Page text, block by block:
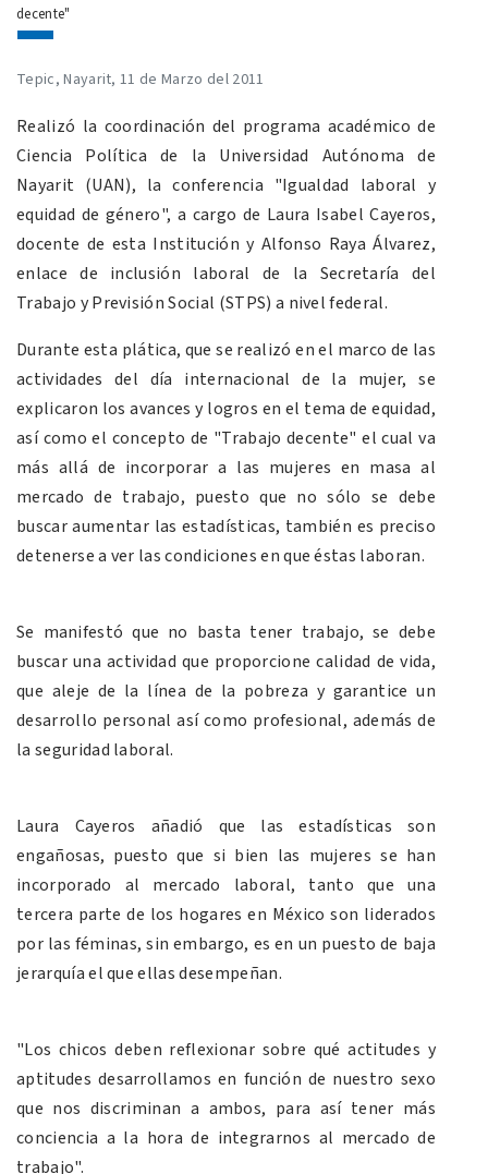
decente"
Tepic, Nayarit, 11 de Marzo del 2011
Realizó la coordinación del programa académico de
Ciencia Política de la Universidad Autónoma de
Nayarit (UAN), la conferencia "Igualdad laboral y
equidad de género", a cargo de Laura Isabel Cayeros,
docente de esta Institución y Alfonso Raya Álvarez,
enlace de inclusión laboral de la Secretaría del
Trabajo y Previsión Social (STPS) a nivel federal.
Durante esta plática, que se realizó en el marco de las
actividades del día internacional de la mujer, se
explicaron los avances y logros en el tema de equidad,
así como el concepto de "Trabajo decente" el cual va
más allá de incorporar a las mujeres en masa al
mercado de trabajo, puesto que no sólo se debe
buscar aumentar las estadísticas, también es preciso
detenerse a ver las condiciones en que éstas laboran.
Se manifestó que no basta tener trabajo, se debe
buscar una actividad que proporcione calidad de vida,
que aleje de la línea de la pobreza y garantice un
desarrollo personal así como profesional, además de
la seguridad laboral.
Laura Cayeros añadió que las estadísticas son
engañosas, puesto que si bien las mujeres se han
incorporado al mercado laboral, tanto que una
tercera parte de los hogares en México son liderados
por las féminas, sin embargo, es en un puesto de baja
jerarquía el que ellas desempeñan.
"Los chicos deben reflexionar sobre qué actitudes y
aptitudes desarrollamos en función de nuestro sexo
que nos discriminan a ambos, para así tener más
conciencia a la hora de integrarnos al mercado de
trabajo".